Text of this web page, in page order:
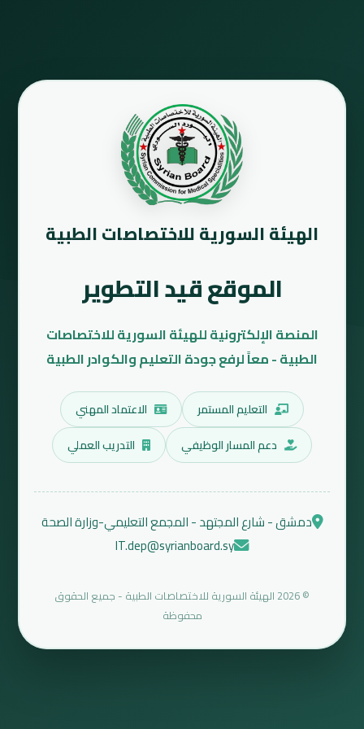
الهيئة السورية للاختصاصات الطبية
الموقع قيد التطوير
المنصة الإلكترونية للهيئة السورية للاختصاصات
الطبية - معاً لرفع جودة التعليم والكوادر الطبية
التعليم المستمر
الاعتماد المهني
دعم المسار الوظيفي
التدريب العملي
دمشق - شارع المجتهد - المجمع التعليمي-وزارة الصحة
IT.dep@syrianboard.sy
© 2026 الهيئة السورية للاختصاصات الطبية - جميع الحقوق
محفوظة